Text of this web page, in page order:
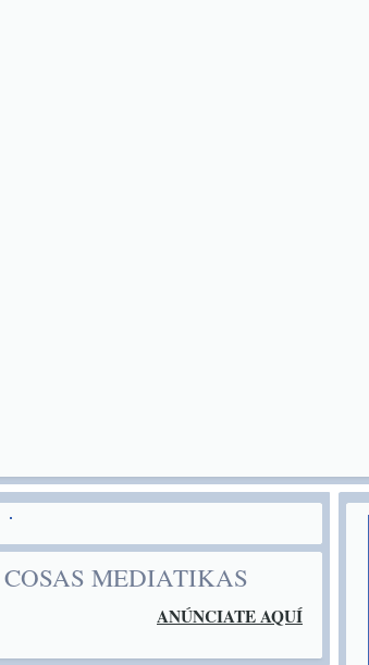
COSAS MEDIATIKAS
ANÚNCIATE AQUÍ